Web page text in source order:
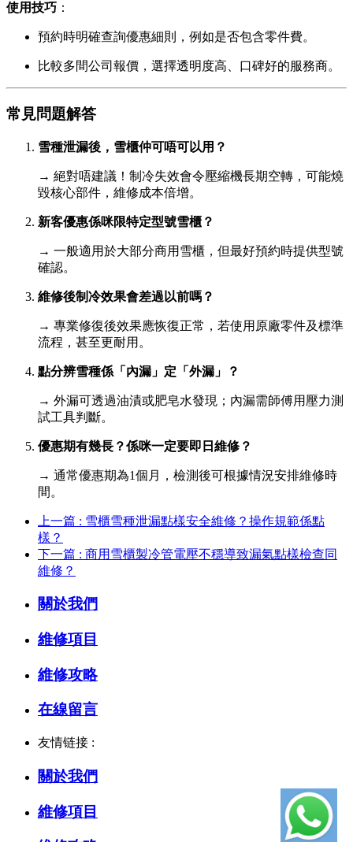
使用技巧 ：
預約時明確查詢優惠細則，例如是否包含零件費。
比較多間公司報價，選擇透明度高、口碑好的服務商。
常見問題解答
雪種泄漏後，雪櫃仲可唔可以用？
→ 絕對唔建議！制冷失效會令壓縮機長期空轉，可能燒
毀核心部件，維修成本倍增。
新客優惠係咪限特定型號雪櫃？
→ 一般適用於大部分商用雪櫃，但最好預約時提供型號
確認。
維修後制冷效果會差過以前嗎？
→ 專業修復後效果應恢復正常，若使用原廠零件及標準
流程，甚至更耐用。
點分辨雪種係「內漏」定「外漏」？
→ 外漏可透過油漬或肥皂水發現；內漏需師傅用壓力測
試工具判斷。
優惠期有幾長？係咪一定要即日維修？
→ 通常優惠期為1個月，檢測後可根據情況安排維修時
間。
上一篇 : 雪櫃雪種泄漏點樣安全維修？操作規範係點
樣？
下一篇 : 商用雪櫃製冷管電壓不穩導致漏氣點樣檢查同
維修？
關於我們
維修項目
維修攻略
在線留言
友情链接 :
關於我們
維修項目